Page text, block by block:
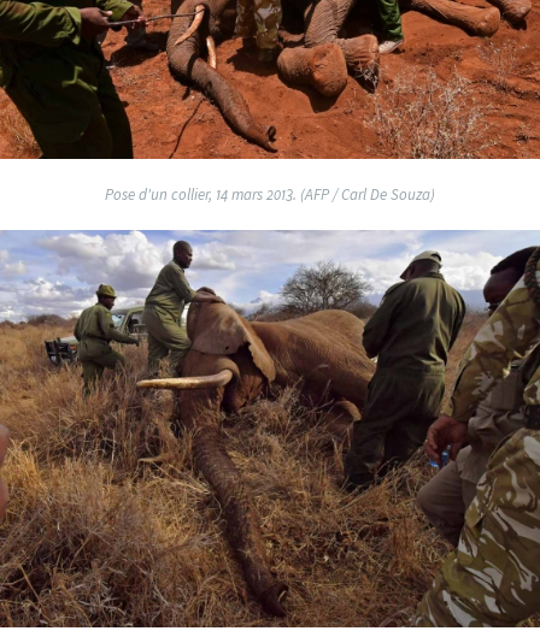
Pose d'un collier, 14 mars 2013. (AFP / Carl De Souza)